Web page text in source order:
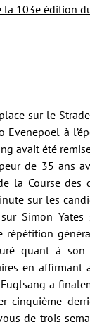
103e édition
sur le
Evenepoel à
avait été
de 35 ans
la Course des
sur les
Simon
répétition
quant à
en affirmant
a
de trois